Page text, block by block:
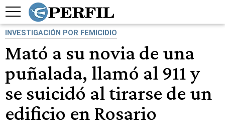
INVESTIGACIÓN POR FEMICIDIO
Mató a su novia de una
puñalada, llamó al 911 y
se suicidó al tirarse de un
edificio en Rosario